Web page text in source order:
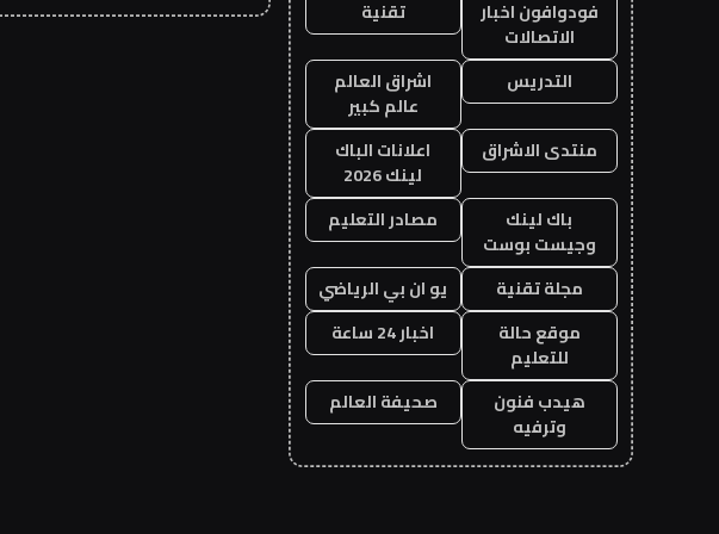
فودوافون اخبار
الاتصالات
تقنية
التدريس
اشراق العالم
عالم كبير
منتدى الاشراق
اعلانات الباك
لينك 2026
باك لينك
وجيست بوست
مصادر التعليم
مجلة تقنية
يو ان بي الرياضي
موقع حالة
للتعليم
اخبار 24 ساعة
هيدب فنون
وترفيه
صحيفة العالم